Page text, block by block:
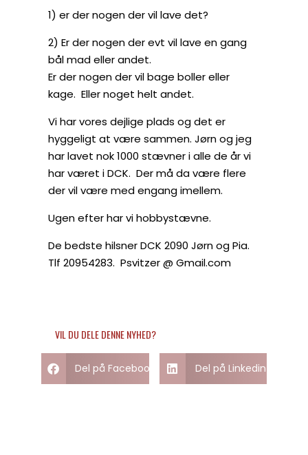
1) er der nogen der vil lave det?
2) Er der nogen der evt vil lave en gang
bål mad eller andet.
Er der nogen der vil bage boller eller
kage. Eller noget helt andet.
Vi har vores dejlige plads og det er
hyggeligt at være sammen. Jørn og jeg
har lavet nok 1000 stævner i alle de år vi
har været i DCK. Der må da være flere
der vil være med engang imellem.
Ugen efter har vi hobbystævne.
De bedste hilsner DCK 2090 Jørn og Pia.
Tlf 20954283. Psvitzer @ Gmail.com
VIL DU DELE DENNE NYHED?
Del på Facebook Del på Linkedin